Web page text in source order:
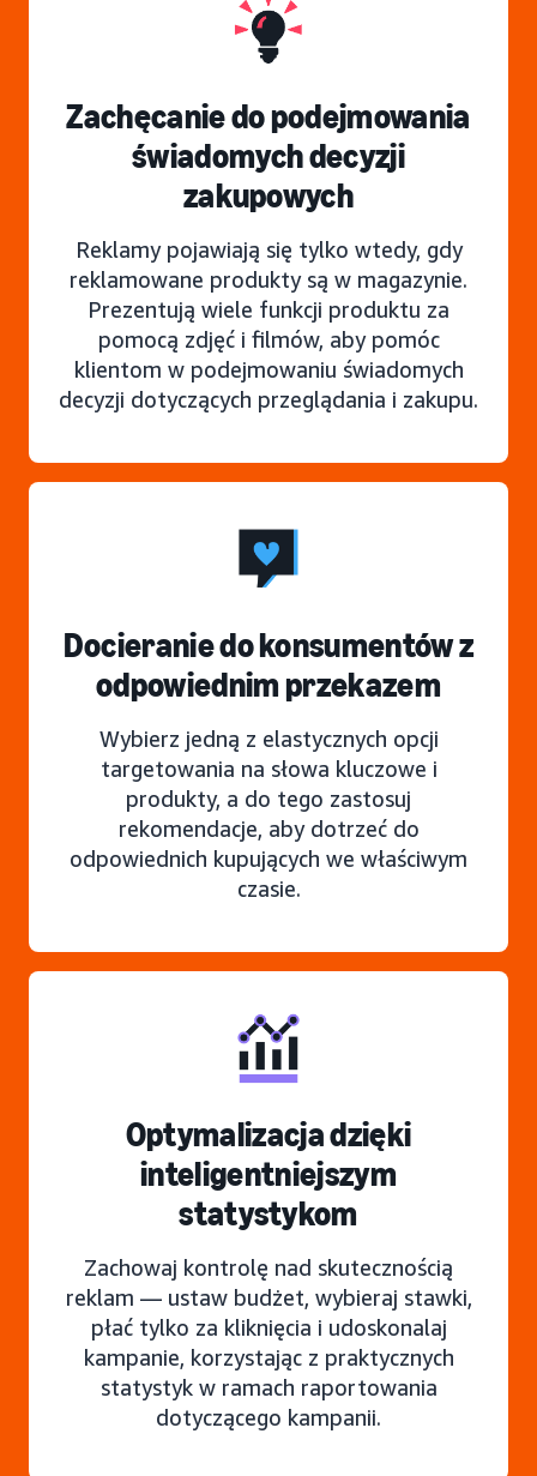
Zachęcanie do podejmowania
świadomych decyzji
zakupowych
Reklamy pojawiają się tylko wtedy, gdy
reklamowane produkty są w magazynie.
Prezentują wiele funkcji produktu za
pomocą zdjęć i filmów, aby pomóc
klientom w podejmowaniu świadomych
decyzji dotyczących przeglądania i zakupu.
Docieranie do konsumentów z
odpowiednim przekazem
Wybierz jedną z elastycznych opcji
targetowania na słowa kluczowe i
produkty, a do tego zastosuj
rekomendacje, aby dotrzeć do
odpowiednich kupujących we właściwym
czasie.
Optymalizacja dzięki
inteligentniejszym
statystykom
Zachowaj kontrolę nad skutecznością
reklam — ustaw budżet, wybieraj stawki,
płać tylko za kliknięcia i udoskonalaj
kampanie, korzystając z praktycznych
statystyk w ramach raportowania
dotyczącego kampanii.